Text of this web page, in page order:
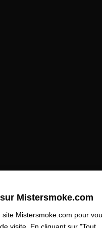
Mistersmoke.com
Mistersmoke.com pour